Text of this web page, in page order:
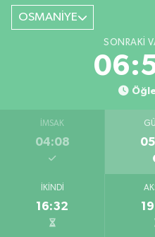
OSMANİYE
SONRAKI
İMSAK
04:08
İKINDI
16:32